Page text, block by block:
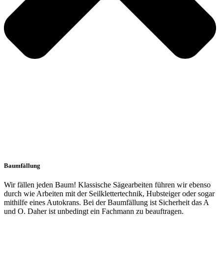
Baumfällung
Wir fällen jeden Baum! Klassische Sägearbeiten führen wir ebenso
durch wie Arbeiten mit der Seilklettertechnik, Hubsteiger oder sogar
mithilfe eines Autokrans. Bei der Baumfällung ist Sicherheit das A
und O. Daher ist unbedingt ein Fachmann zu beauftragen.